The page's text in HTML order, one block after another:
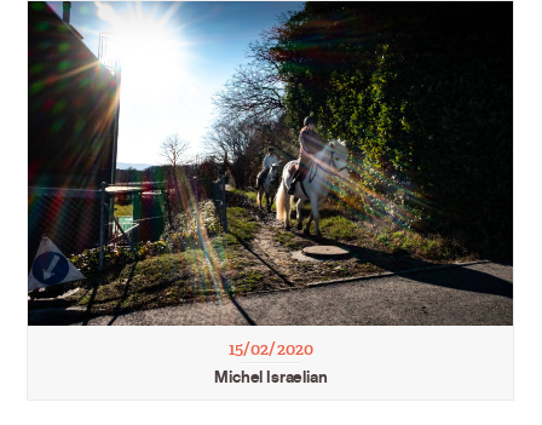
15/02/2020
Michel Israelian